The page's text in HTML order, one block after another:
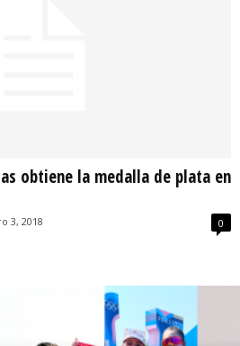
obtiene la medalla de plata en
3, 2018 0